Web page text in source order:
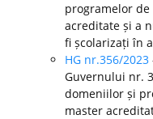
programelor
acreditate și a
fi școlarizați în
HG nr.356/2023
Guvernului nr.
domeniilor și
master